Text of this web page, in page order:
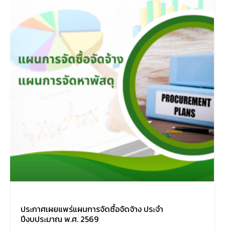
ประกาศเผยแพร่แผนการจัดซื้อจัดจ้าง ประจำ
ปีงบประมาณ พ.ศ. 2569